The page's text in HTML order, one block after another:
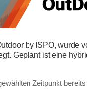
by ISPO, wurde
Geplant ist eine
Zeitpunkt